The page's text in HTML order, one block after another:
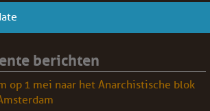
berichten
op 1 mei naar het Anarchistische blok